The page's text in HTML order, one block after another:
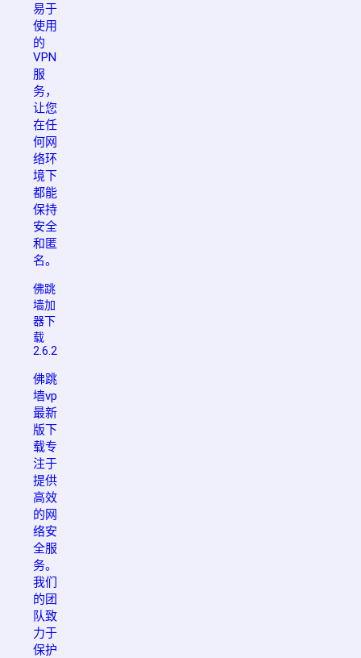
易于
使用
的
VPN
服
务，
让您
在任
何网
络环
境下
都能
保持
安全
和匿
名。
佛跳
墙加
器下
载
2.6.2
佛跳
墙vp
最新
版下
载专
注于
提供
高效
的网
络安
全服
务。
我们
的团
队致
力于
保护